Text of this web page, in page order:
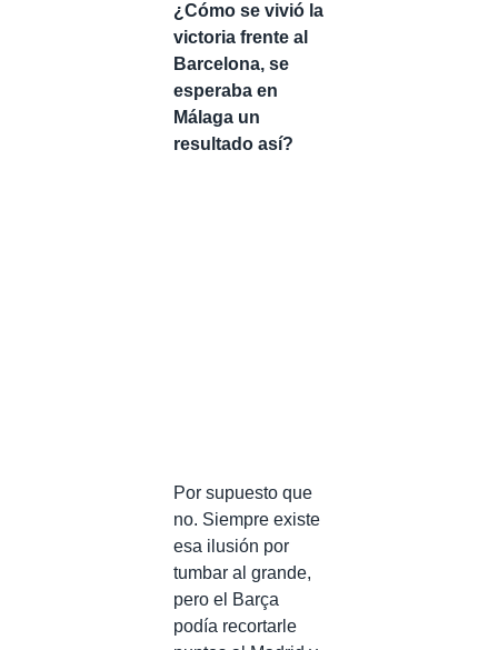
¿Cómo se vivió la
victoria frente al
Barcelona, se
esperaba en
Málaga un
resultado así?
Por supuesto que
no. Siempre existe
esa ilusión por
tumbar al grande,
pero el Barça
podía recortarle